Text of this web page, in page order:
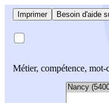
Imprimer Besoin d'aide
Métier, compétence,